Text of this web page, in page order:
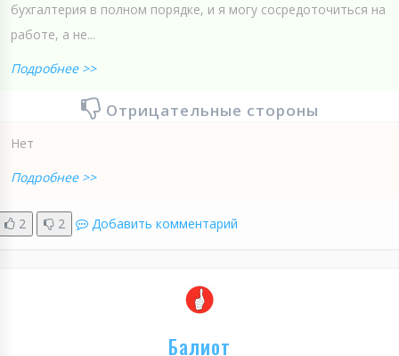
бухгалтерия в полном порядке, и я могу сосредоточиться на
работе, а не...
Подробнее >>
Отрицательные стороны
Нет
Подробнее >>
2 2 Добавить комментарий
Балиот